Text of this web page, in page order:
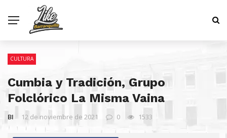
CULTURA
Cumbia y Tradición, Grupo
Folclórico La Misma Vaina
BI 12 de noviembre de 2021 0 1533